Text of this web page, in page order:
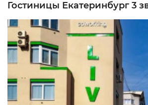
Гостиницы Екатеринбург 3